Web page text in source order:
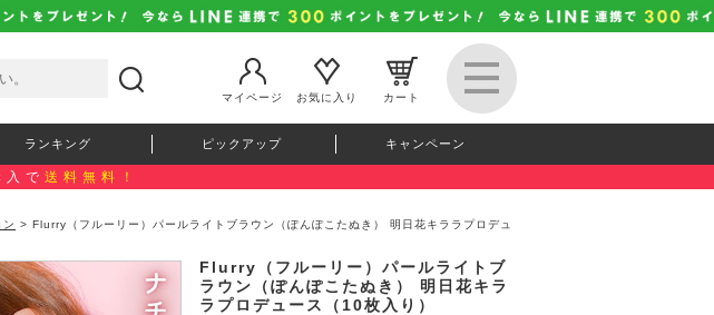
マイページ
お気に入り カート
ランキング ピックアップ キャンペーン
で 送料無料！
> Flurry（フルーリー）パールライトブラウン（ぽんぽこたぬき） 明日花キララプロデュ
Flurry（フルーリー）パールライトブ
ラウン（ぽんぽこたぬき） 明日花キラ
ラプロデュース（10枚入り）